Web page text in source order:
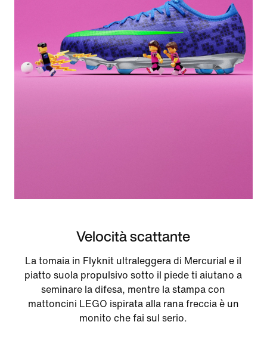
Velocità scattante
La tomaia in Flyknit ultraleggera di Mercurial e il
piatto suola propulsivo sotto il piede ti aiutano a
seminare la difesa, mentre la stampa con
mattoncini LEGO ispirata alla rana freccia è un
monito che fai sul serio.